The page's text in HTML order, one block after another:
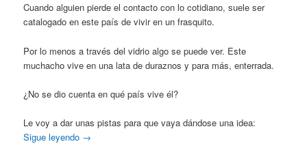
Cuando alguien pierde el contacto con lo cotidiano, suele ser
catalogado en este país de vivir en un frasquito.
Por lo menos a través del vidrio algo se puede ver. Este
muchacho vive en una lata de duraznos y para más, enterrada.
¿No se dio cuenta en qué país vive él?
Le voy a dar unas pistas para que vaya dándose una idea:
Sigue leyendo →